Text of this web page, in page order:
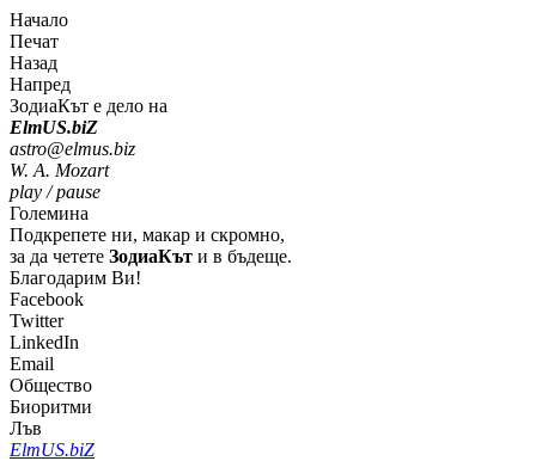
Начало
Печат
Назад
Напред
ЗодиаКът е дело на
ElmUS.biZ
astro@elmus.biz
W. A. Mozart
play / pause
Големина
Подкрепете ни, макар и скромно,
за да четете ЗодиаКът и в бъдеще.
Благодарим Ви!
Facebook
Twitter
LinkedIn
Email
Общество
Биоритми
Лъв
ElmUS.biZ